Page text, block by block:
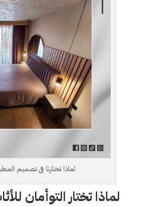
لماذا تختارنا فى تصميم
لماذا تختار التوأمان